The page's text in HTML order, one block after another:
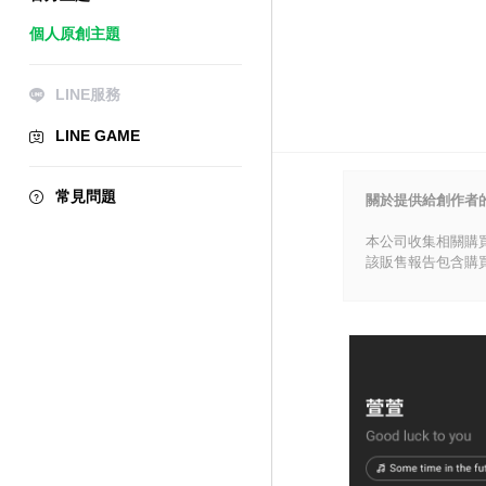
個人原創主題
LINE服務
LINE GAME
常見問題 關於提供給創作者
本公司收集相關購
該販售報告包含購